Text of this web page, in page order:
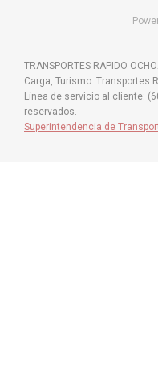
TRANSPORTES RAPIDO
Carga, Turismo. Transportes
Línea de servicio al cliente:
reservados.
Superintendencia de